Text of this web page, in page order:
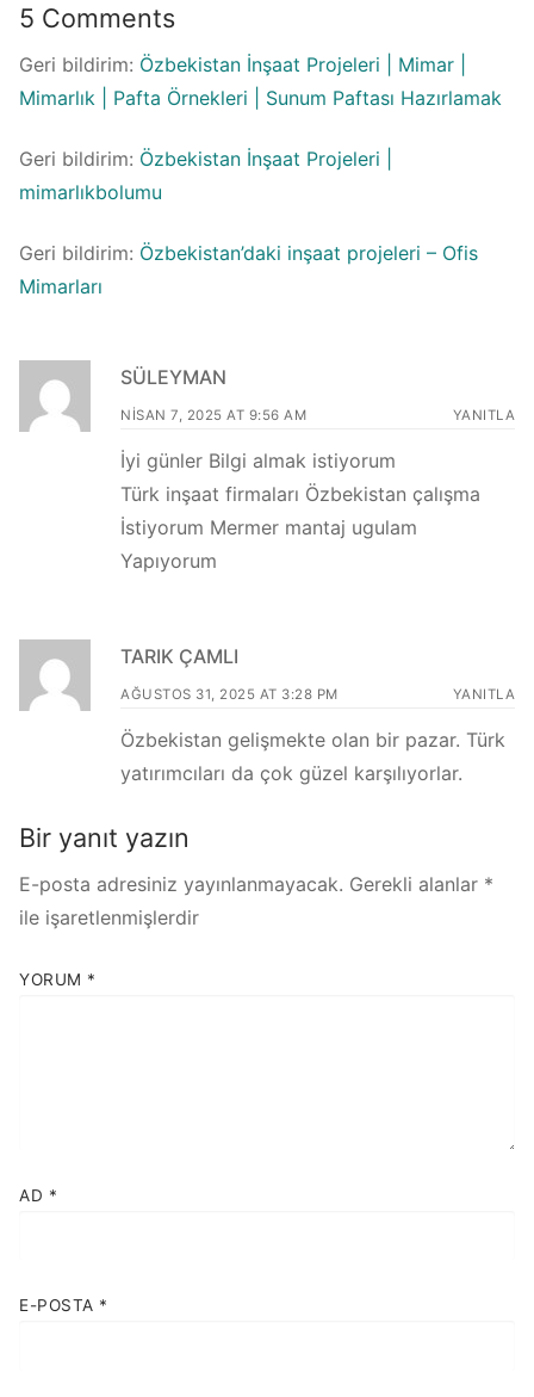
5 Comments
Geri bildirim: Özbekistan İnşaat Projeleri | Mimar |
Mimarlık | Pafta Örnekleri | Sunum Paftası Hazırlamak
Geri bildirim: Özbekistan İnşaat Projeleri |
mimarlıkbolumu
Geri bildirim: Özbekistan’daki inşaat projeleri – Ofis
Mimarları
SÜLEYMAN
NISAN 7, 2025 AT 9:56 AM YANITLA
İyi günler Bilgi almak istiyorum
Türk inşaat firmaları Özbekistan çalışma
İstiyorum Mermer mantaj ugulam
Yapıyorum
TARIK ÇAMLI
AĞUSTOS 31, 2025 AT 3:28 PM YANITLA
Özbekistan gelişmekte olan bir pazar. Türk
yatırımcıları da çok güzel karşılıyorlar.
Bir yanıt yazın
E-posta adresiniz yayınlanmayacak. Gerekli alanlar *
ile işaretlenmişlerdir
YORUM *
AD *
E-POSTA *